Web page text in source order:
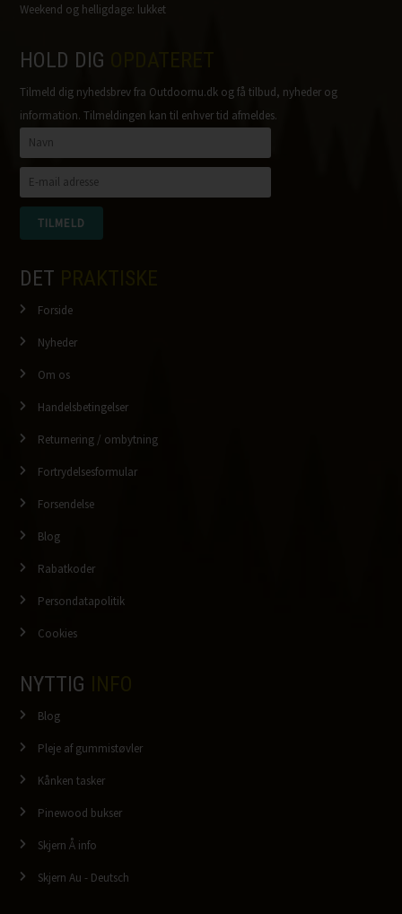
Weekend og helligdage: lukket
HOLD DIG
Tilmeld dig nyhedsbrev fra Outdoornu.dk og få tilbud, nyheder og
information. Tilmeldingen kan til enhver tid afmeldes.
DET
Forside
Nyheder
Om os
Handelsbetingelser
Returnering / ombytning
Fortrydelsesformular
Forsendelse
Blog
Rabatkoder
Persondatapolitik
Cookies
NYTTIG
Blog
Pleje af gummistøvler
Kånken tasker
Pinewood bukser
Skjern Å info
Skjern Au - Deutsch